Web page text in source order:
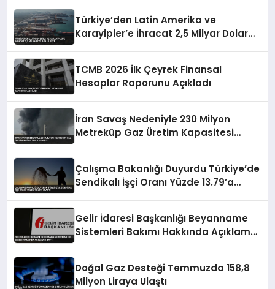
Türkiye’den Latin Amerika ve
Karayipler’e İhracat 2,5 Milyar Dolara
TCMB 2026 İlk Çeyrek Finansal
Hesaplar Raporunu Açıkladı
İran Savaş Nedeniyle 230 Milyon
Metreküp Gaz Üretim Kapasitesi
Çalışma Bakanlığı Duyurdu Türkiye’de
Sendikalı İşçi Oranı Yüzde 13.79’a
Gelir İdaresi Başkanlığı Beyanname
Sistemleri Bakımı Hakkında Açıklama
Doğal Gaz Desteği Temmuzda 158,8
Milyon Liraya Ulaştı